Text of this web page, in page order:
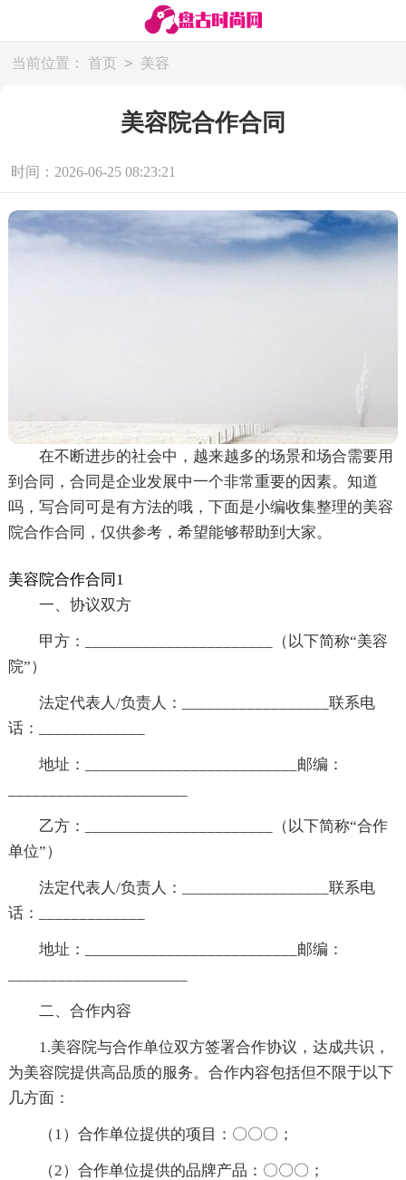
当前位置： 首页 > 美容
美容院合作合同
时间：2026-06-25 08:23:21
在不断进步的社会中，越来越多的场景和场合需要用
到合同，合同是企业发展中一个非常重要的因素。知道
吗，写合同可是有方法的哦，下面是小编收集整理的美容
院合作合同，仅供参考，希望能够帮助到大家。
美容院合作合同1
一、协议双方
甲方：_______________________（以下简称“美容
院”）
法定代表人/负责人：__________________联系电
话：_____________
地址：__________________________邮编：
乙方：_______________________（以下简称“合作
单位”）
法定代表人/负责人：__________________联系电
话：_____________
地址：__________________________邮编：
二、合作内容
1.美容院与合作单位双方签署合作协议，达成共识，
为美容院提供高品质的服务。合作内容包括但不限于以下
几方面：
（1）合作单位提供的项目：〇〇〇；
（2）合作单位提供的品牌产品：〇〇〇；